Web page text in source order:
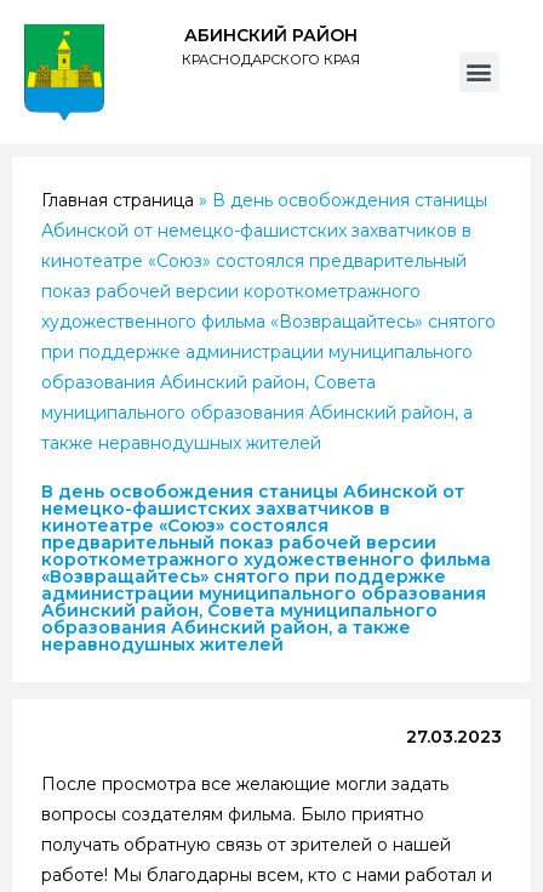
АБИНСКИЙ РАЙОН
КРАСНОДАРСКОГО КРАЯ
Главная страница » В день освобождения станицы
Абинской от немецко-фашистских захватчиков в
кинотеатре «Союз» состоялся предварительный
показ рабочей версии короткометражного
художественного фильма «Возвращайтесь» снятого
при поддержке администрации муниципального
образования Абинский район, Совета
муниципального образования Абинский район, а
также неравнодушных жителей
В день освобождения станицы Абинской от
немецко-фашистских захватчиков в
кинотеатре «Союз» состоялся
предварительный показ рабочей версии
короткометражного художественного фильма
«Возвращайтесь» снятого при поддержке
администрации муниципального образования
Абинский район, Совета муниципального
образования Абинский район, а также
неравнодушных жителей
27.03.2023
После просмотра все желающие могли задать
вопросы создателям фильма. Было приятно
получать обратную связь от зрителей о нашей
работе! Мы благодарны всем, кто с нами работал и